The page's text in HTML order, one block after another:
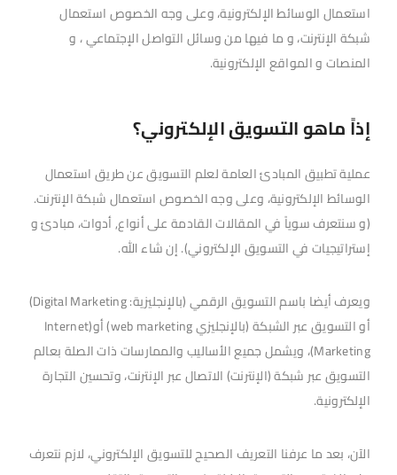
استعمال الوسائط الإلكترونية، وعلى وجه الخصوص استعمال
شبكة الإنترنت، و ما فيها من وسائل التواصل الإجتماعي ، و
المنصات و المواقع الإلكترونية.
إذاً ماهو التسويق الإلكتروني؟
عملية تطبيق المبادئ العامة لعلم التسويق عن طريق استعمال
الوسائط الإلكترونية، وعلى وجه الخصوص استعمال شبكة الإنترنت.
(و سنتعرف سوياً في المقالات القادمة على أنواع, أدوات، مبادئ و
إستراتيجيات في التسويق الإلكتروني). إن شاء الله.
ويعرف أيضا باسم التسويق الرقمي (بالإنجليزية: Digital Marketing)‏
أو التسويق عبر الشبكة (بالإنجليزي web marketing)‏ أو(Internet
Marketing)، ويشمل جميع الأساليب والممارسات ذات الصلة بعالم
التسويق عبر شبكة (الإنترنت) الاتصال عبر الإنترنت، وتحسين التجارة
الإلكترونية.
الآن، بعد ما عرفنا التعريف الصحيح للتسويق الإلكتروني، لازم نتعرف